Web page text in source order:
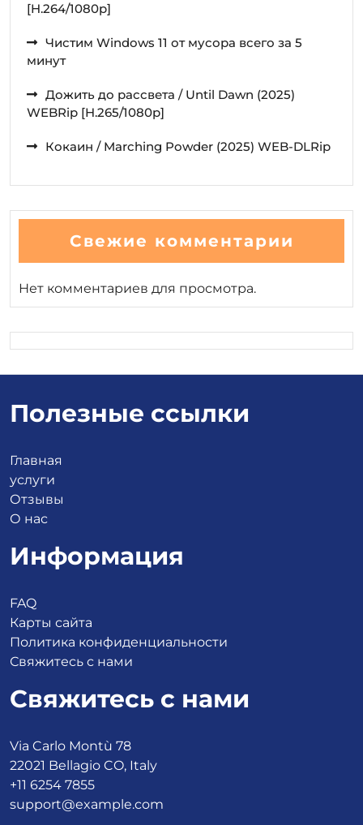
[H.264/1080p]
Чистим Windows 11 от мусора всего за 5
минут
Дожить до рассвета / Until Dawn (2025)
WEBRip [H.265/1080p]
Кокаин / Marching Powder (2025) WEB-DLRip
Свежие комментарии
Нет комментариев для просмотра.
Полезные ссылки
Главная
услуги
Отзывы
О нас
Информация
FAQ
Карты сайта
Политика конфиденциальности
Свяжитесь с нами
Свяжитесь с нами
Via Carlo Montù 78
22021 Bellagio CO, Italy
+11 6254 7855
support@example.com